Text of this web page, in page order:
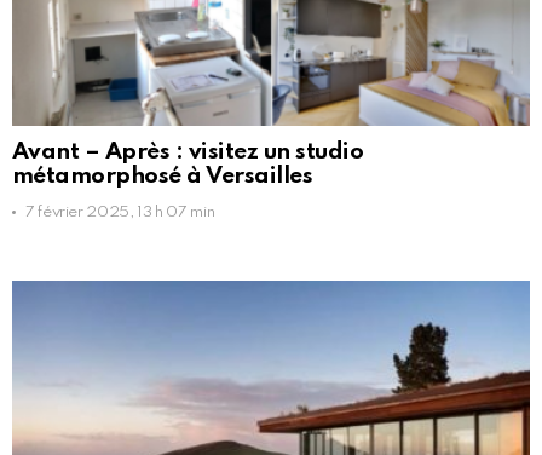
Avant – Après : visitez un studio
métamorphosé à Versailles
7 février 2025, 13 h 07 min